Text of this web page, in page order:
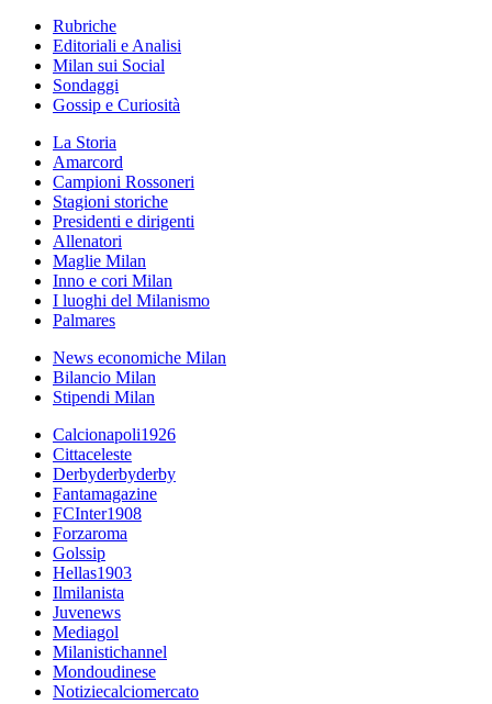
Rubriche
Editoriali e Analisi
Milan sui Social
Sondaggi
Gossip e Curiosità
La Storia
Amarcord
Campioni Rossoneri
Stagioni storiche
Presidenti e dirigenti
Allenatori
Maglie Milan
Inno e cori Milan
I luoghi del Milanismo
Palmares
News economiche Milan
Bilancio Milan
Stipendi Milan
Calcionapoli1926
Cittaceleste
Derbyderbyderby
Fantamagazine
FCInter1908
Forzaroma
Golssip
Hellas1903
Ilmilanista
Juvenews
Mediagol
Milanistichannel
Mondoudinese
Notiziecalciomercato